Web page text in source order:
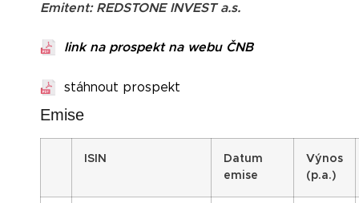
Emitent: REDSTONE INVEST a.s.
link na prospekt na webu ČNB
stáhnout prospekt
Emise
SIN
Datum
emise
Výnos
(p.a.)